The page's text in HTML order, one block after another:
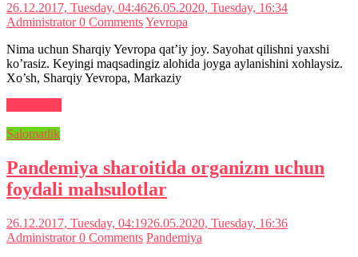
26.12.2017, Tuesday, 04:4626.05.2020, Tuesday, 16:34
Administrator0 CommentsYevropa
Nima uchun Sharqiy Yevropa qat’iy joy. Sayohat qilishni yaxshi
ko’rasiz. Keyingi maqsadingiz alohida joyga aylanishini xohlaysiz.
Xo’sh, Sharqiy Yevropa, Markaziy
Salomatlik
Pandemiya sharoitida organizm uchun
foydali mahsulotlar
26.12.2017, Tuesday, 04:1926.05.2020, Tuesday, 16:36
Administrator0 Comments Pandemiya